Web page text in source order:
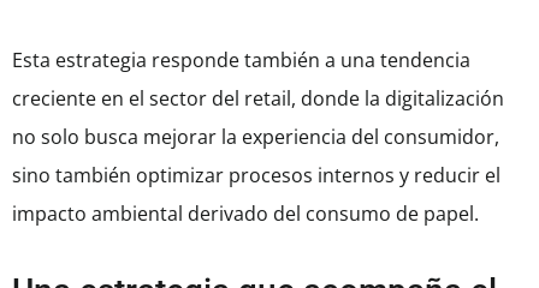
Esta estrategia responde también a una tendencia
creciente en el sector del retail, donde la digitalización
no solo busca mejorar la experiencia del consumidor,
sino también optimizar procesos internos y reducir el
impacto ambiental derivado del consumo de papel.